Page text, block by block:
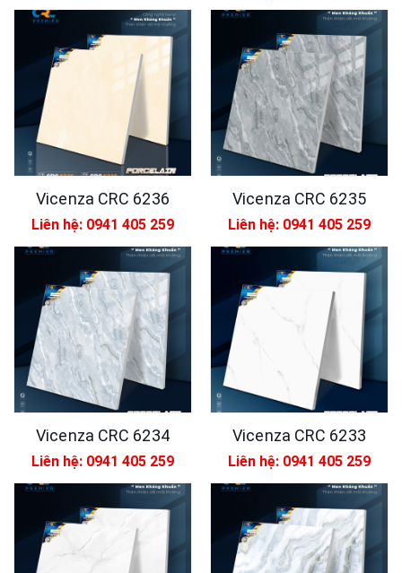
Vicenza CRC 6236
Liên hệ: 0941 405 259
Vicenza CRC 6235
Liên hệ: 0941 405 259
Vicenza CRC 6234
Liên hệ: 0941 405 259
Vicenza CRC 6233
Liên hệ: 0941 405 259